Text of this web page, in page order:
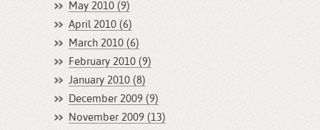
May 2010 (9)
April 2010 (6)
March 2010 (6)
February 2010 (9)
January 2010 (8)
December 2009 (9)
November 2009 (13)